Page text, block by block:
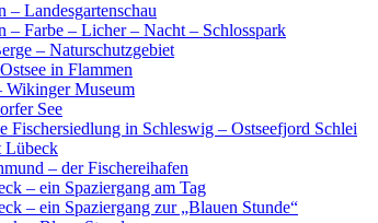
– Landesgartenschau
– Farbe – Licher – Nacht – Schlosspark
– Naturschutzgebiet
in Flammen
Wikinger Museum
See
Fischersiedlung in Schleswig – Ostseefjord Schlei
Lübeck
– der Fischereihafen
– ein Spaziergang am Tag
– ein Spaziergang zur „Blauen Stunde“